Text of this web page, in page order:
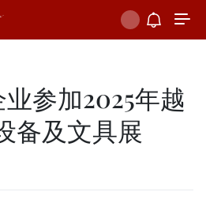
参加2025年越
备及文具展